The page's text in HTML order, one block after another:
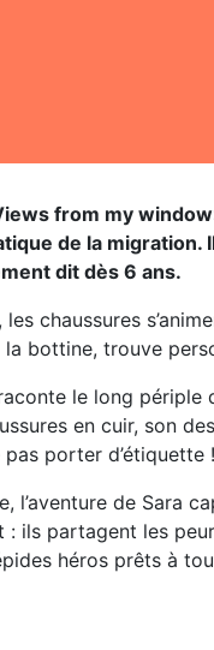
from my
de la
dit dès 6 ans.
chaussures
bottine, trouve
le long périple
en cuir, son
pas porter d’étiquette !
l’aventure de Sara
ils partagent les
héros prêts à